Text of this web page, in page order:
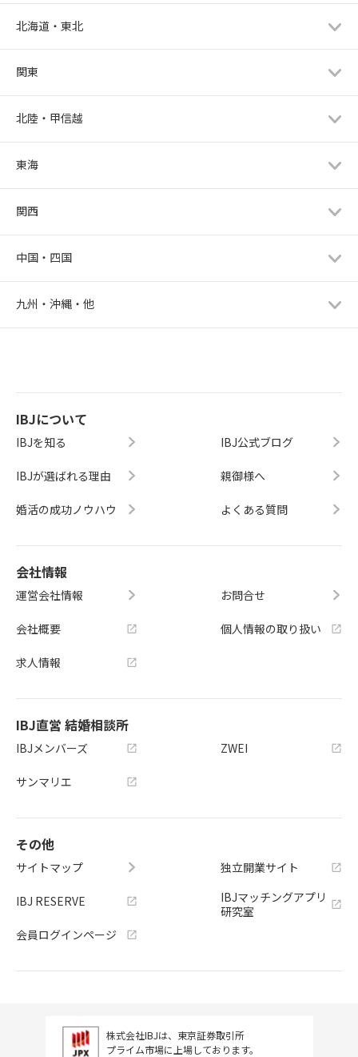
北海道・東北
関東
北陸・甲信越
東海
関西
中国・四国
九州・沖縄・他
IBJについて
IBJを知る
IBJが選ばれる理由
婚活の成功ノウハウ
IBJ公式ブログ
親御様へ
よくある質問
会社情報
運営会社情報
会社概要
求人情報
お問合せ
個人情報の取り扱い
IBJ直営 結婚相談所
IBJメンバーズ
サンマリエ
ZWEI
その他
サイトマップ
IBJ RESERVE
会員ログインページ
独立開業サイト
IBJマッチングアプリ
研究室
株式会社IBJは、東京証券取引所
プライム市場に上場しております。